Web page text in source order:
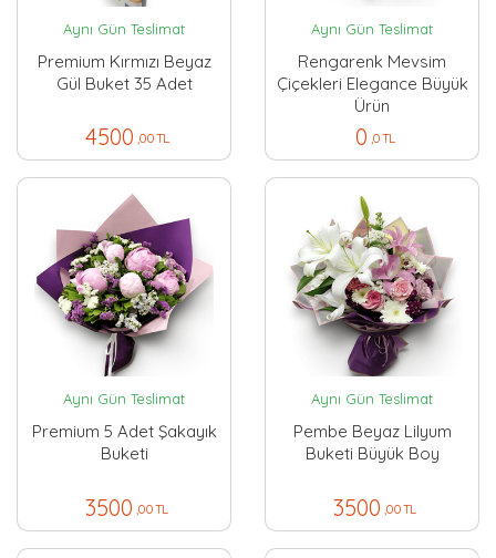
Aynı Gün Teslimat
Premium Kırmızı Beyaz
Gül Buket 35 Adet
4500 ,00 TL
Aynı Gün Teslimat
Rengarenk Mevsim
Çiçekleri Elegance Büyük
Ürün
0 ,0 TL
Aynı Gün Teslimat
Premium 5 Adet Şakayık
Buketi
3500 ,00 TL
Aynı Gün Teslimat
Pembe Beyaz Lilyum
Buketi Büyük Boy
3500 ,00 TL